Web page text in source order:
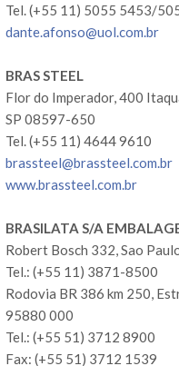
Tel. (+55 11) 5055 5453/
dante.afonso@uol.com.br
BRAS STEEL
Flor do Imperador, 400
SP 08597-650
Tel. (+55 11) 4644 9610
brassteel@brassteel.com.br
www.brassteel.com.br
BRASILATA S/A
Robert Bosch 332, Sao
Tel.: (+55 11) 3871-8500
Rodovia BR 386 km 250,
95880 000
Tel.: (+55 51) 3712 8900
Fax: (+55 51) 3712 1539